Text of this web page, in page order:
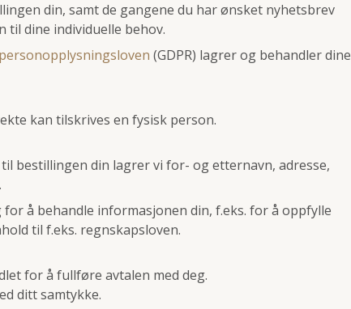
din, samt de gangene du har ønsket nyhetsbrev
dine individuelle behov.
personopplysningsloven (GDPR) lagrer og behandler dine
kan tilskrives en fysisk person.
bestillingen din lagrer vi for- og etternavn, adresse,
å behandle informasjonen din, f.eks. for å oppfylle
til f.eks. regnskapsloven.
for å fullføre avtalen med deg.
ditt samtykke.